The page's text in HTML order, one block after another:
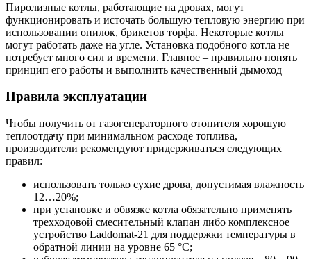
Пиролизные котлы, работающие на дровах, могут
функционировать и источать большую тепловую энергию при
использовании опилок, брикетов торфа. Некоторые котлы
могут работать даже на угле. Установка подобного котла не
потребует много сил и времени. Главное – правильно понять
принцип его работы и выполнить качественный дымоход
Правила эксплуатации
Чтобы получить от газогенераторного отопителя хорошую
теплоотдачу при минимальном расходе топлива,
производители рекомендуют придерживаться следующих
правил:
использовать только сухие дрова, допустимая влажность
12…20%;
при установке и обвязке котла обязательно применять
трехходовой смесительный клапан либо комплексное
устройство Laddomat-21 для поддержки температуры в
обратной линии на уровне 65 °C;